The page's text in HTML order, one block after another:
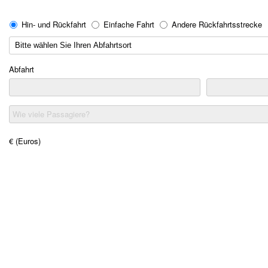
Hin- und Rückfahrt Einfache Fahrt Andere Rückfahrtsstrecke
Abfahrt
Wie viele Passagiere?
€ (Euros)